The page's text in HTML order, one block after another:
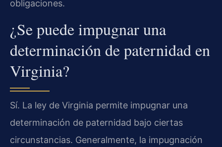
obligaciones.
¿Se puede impugnar una
determinación de paternidad en
Virginia?
Sí. La ley de Virginia permite impugnar una
determinación de paternidad bajo ciertas
circunstancias. Generalmente, la impugnación